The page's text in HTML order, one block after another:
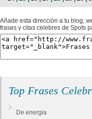
Añade esta dirección a tu blog,
frases y citas celebres de Spots
Top Frases
De energia